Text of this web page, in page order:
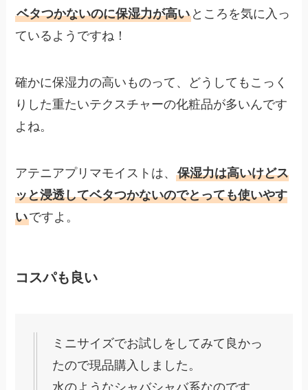
ベタつかないのに保湿力が高い ところを気に入っ
ているようですね！
確かに保湿力の高いものって、どうしてもこっく
りした重たいテクスチャーの化粧品が多いんです
よね。
アテニアプリマモイストは、保湿力は高いけどス
ッと浸透してベタつかないのでとっても使いやす
いですよ。
コスパも良い
ミニサイズでお試しをしてみて良かっ
たので現品購入しました。
水のようなシャバシャバ系なのです